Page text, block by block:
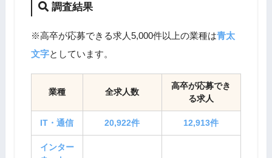
調査結果
※高卒が応募できる求人5,000件以上の業種は青太
文字としています。
業種 全求人数
高卒が応募でき
る求人
IT・通信 20,922件 12,913件
インター